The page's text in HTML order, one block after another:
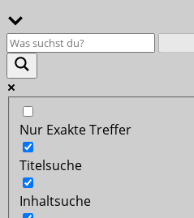
Nur Exakte Treffer
Titelsuche
Inhaltsuche